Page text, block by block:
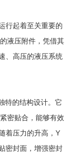
行起着至关重要的
液压附件，凭借其
、高压的液压系统
特的结构设计。它
密贴合，能够有效
着压力的升高，Y
密封面，增强密封